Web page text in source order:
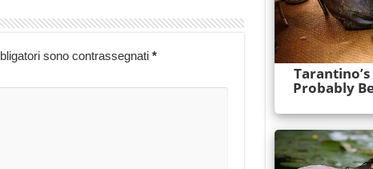
sono contrassegnati *